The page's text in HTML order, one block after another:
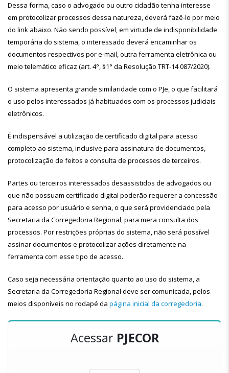
Dessa forma, caso o advogado ou outro cidadão tenha interesse
em protocolizar processos dessa natureza, deverá fazê-lo por meio
do link abaixo. Não sendo possível, em virtude de indisponibilidade
temporária do sistema, o interessado deverá encaminhar os
documentos respectivos por e-mail, outra ferramenta eletrônica ou
meio telemático eficaz (art. 4°, §1° da Resolução TRT-14 087/2020).
O sistema apresenta grande similaridade com o PJe, o que facilitará
o uso pelos interessados já habituados com os processos judiciais
eletrônicos.
É indispensável a utilização de certificado digital para acesso
completo ao sistema, inclusive para assinatura de documentos,
protocolização de feitos e consulta de processos de terceiros.
Partes ou terceiros interessados desassistidos de advogados ou
que não possuam certificado digital poderão requerer a concessão
para acesso por usuário e senha, o que será providenciado pela
Secretaria da Corregedoria Regional, para mera consulta dos
processos. Por restrições próprias do sistema, não será possível
assinar documentos e protocolizar ações diretamente na
ferramenta com esse tipo de acesso.
Caso seja necessária orientação quanto ao uso do sistema, a
Secretaria da Corregedoria Regional deve ser comunicada, pelos
meios disponíveis no rodapé da página inicial da corregedoria.
Acessar PJECOR